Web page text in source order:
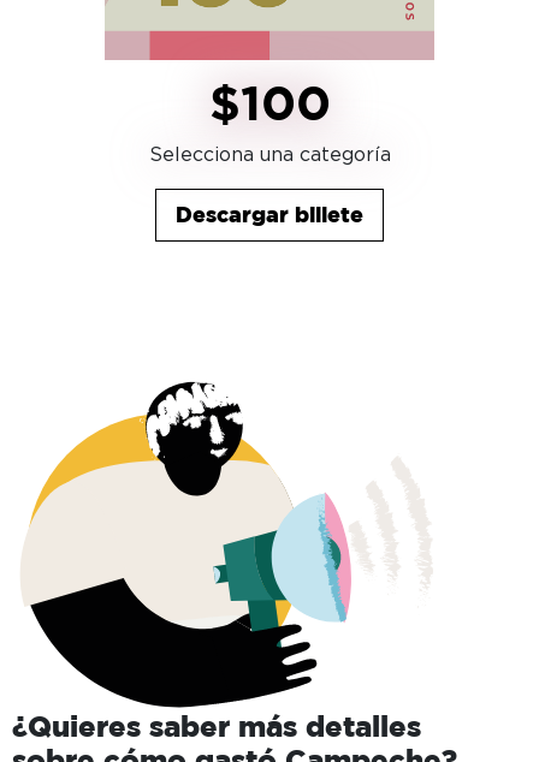
$100
Selecciona una categoría
Descargar billete
¿Quieres saber más detalles